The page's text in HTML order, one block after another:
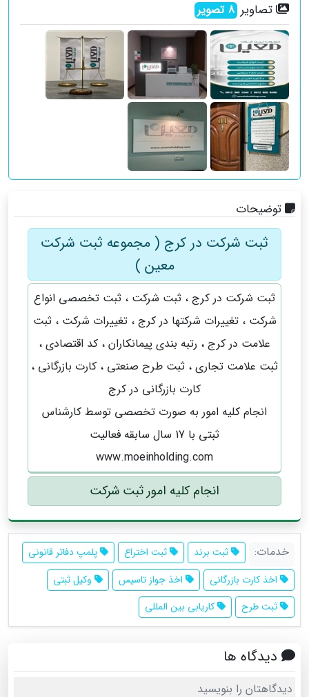
تصاویر 8تصویر
توضیحات
ثبت شرکت در کرج ( مجموعه ثبت شرکت
معین )
ثبت شرکت در کرج ، ثبت شرکت ، ثبت تخصصی انواع
شرکت ، تغییرات شرکتها در کرج ، تغییرات شرکت ، ثبت
علامت در کرج ، رتبه بندی پیمانکاران ، کد اقتصادی ،
ثبت علامت تجاری ، ثبت طرح صنعتی ، کارت بازرگانی ،
کارت بازرگانی در کرج
انجام کلیه امور به صورت تخصصی توسط کارشناس
ثبتی با 17 سال سابقه فعالیت
www.moeinholding.com
انجام کلیه امور ثبت شرکت
خدمات: ثبت برند ثبت اختراع
پلمپ دفاتر قانونی
اخذ کارت بازرگانی
اخذ جواز تاسیس
وکیل ثبتی
ثبت طرح
کاریابی بین المللی
دیدگاه ها
دیدگاهتان را بنویسید